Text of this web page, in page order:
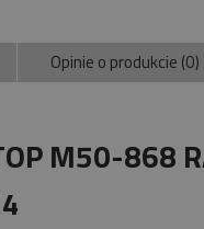
Opinie o produkcie (0)
M50-868